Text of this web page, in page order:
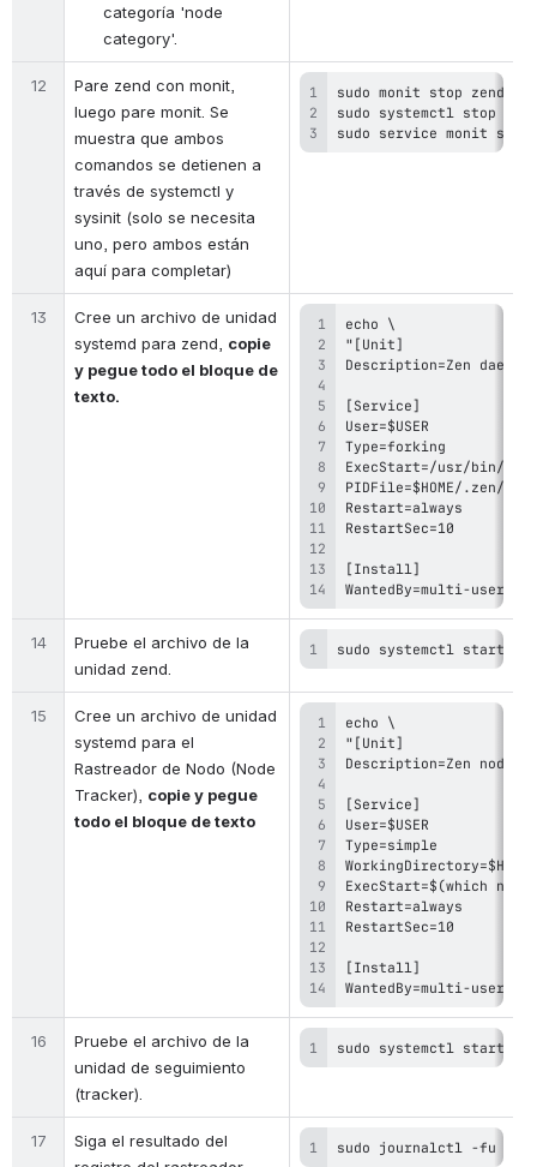
categoría 'node
category'.
12
Pare zend con monit,
luego pare monit. Se
muestra que ambos
comandos se detienen a
través de systemctl y
sysinit (solo se necesita
uno, pero ambos están
aquí para completar)
sudo service monit stop
13
Cree un archivo de unidad
systemd para zend, copie
y pegue todo el bloque de
texto.
WantedBy=multi-
14
Pruebe el archivo de la
unidad zend.
sudo systemctl start
15
Cree un archivo de unidad
systemd para el
Rastreador de Nodo (Node
Tracker), copie y pegue
todo el bloque de texto
WantedBy=multi-
16
Pruebe el archivo de la
unidad de seguimiento
(tracker).
sudo systemctl start
17
Siga el resultado del
sudo journalctl -fu